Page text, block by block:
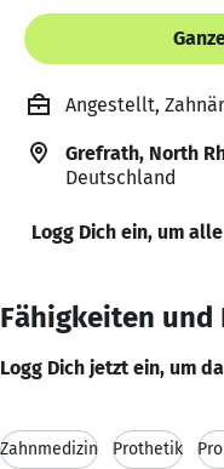
Angestellt,
Grefrath, North
Deutschland
Logg Dich ein, um
Fähigkeiten und
Logg Dich jetzt ein, um
Zahnmedizin Prothetik